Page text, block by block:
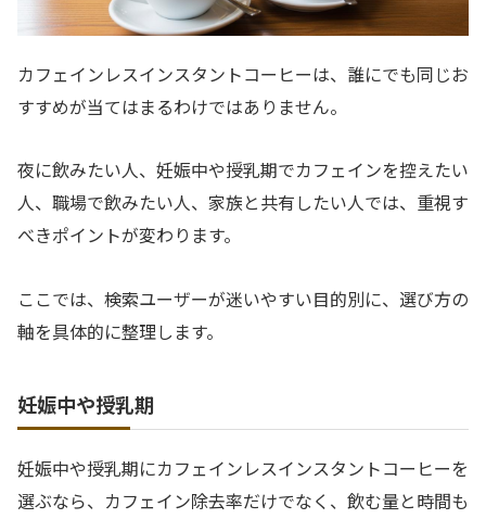
カフェインレスインスタントコーヒーは、誰にでも同じお
すすめが当てはまるわけではありません。
夜に飲みたい人、妊娠中や授乳期でカフェインを控えたい
人、職場で飲みたい人、家族と共有したい人では、重視す
べきポイントが変わります。
ここでは、検索ユーザーが迷いやすい目的別に、選び方の
軸を具体的に整理します。
妊娠中や授乳期
妊娠中や授乳期にカフェインレスインスタントコーヒーを
選ぶなら、カフェイン除去率だけでなく、飲む量と時間も